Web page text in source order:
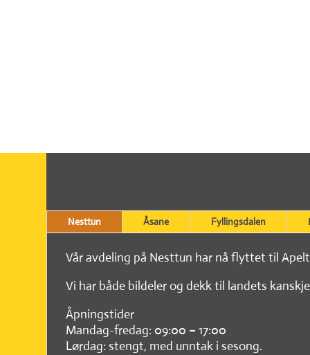
Nesttun Åsane Fyllingsdalen
Vår avdeling på Nesttun har nå flyttet til
Vi har både bildeler og dekk til landets
Åpningstider
Mandag-fredag: 09:00 – 17:00
Lørdag: stengt, med unntak i sesong.